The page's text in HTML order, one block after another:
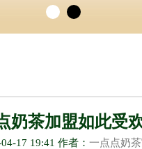
奶茶加盟如此受
17 19:41 作者： 一点点奶